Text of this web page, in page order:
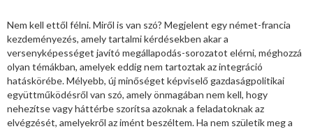
Nem kell ettől félni. Miről is van szó? Megjelent egy német-francia
kezdeményezés, amely tartalmi kérdésekben akar a
versenyképességet javító megállapodás-sorozatot elérni, méghozzá
olyan témákban, amelyek eddig nem tartoztak az integráció
hatáskörébe. Mélyebb, új minőséget képviselő gazdaságpolitikai
együttműködésről van szó, amely önmagában nem kell, hogy
nehezítse vagy háttérbe szorítsa azoknak a feladatoknak az
elvégzését, amelyekről az imént beszéltem. Ha nem születik meg a